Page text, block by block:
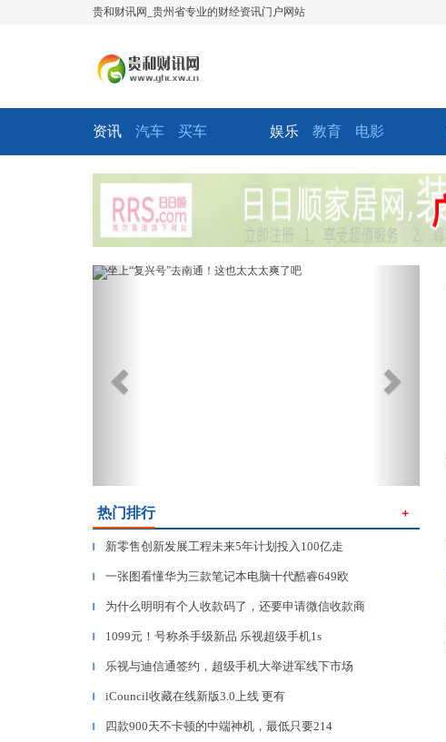
贵和财讯网_贵州省专业的财经资讯门户网站
资讯 汽车 买车 娱乐 教育 电影
Previous
热门排行 ＋
▎ 新零售创新发展工程未来5年计划投入100亿走
▎ 一张图看懂华为三款笔记本电脑十代酷睿649欧
▎ 为什么明明有个人收款码了，还要申请微信收款商
▎ 1099元！号称杀手级新品 乐视超级手机1s
▎ 乐视与迪信通签约，超级手机大举进军线下市场
▎ iCouncil收藏在线新版3.0上线 更有
▎ 四款900天不卡顿的中端神机，最低只要214